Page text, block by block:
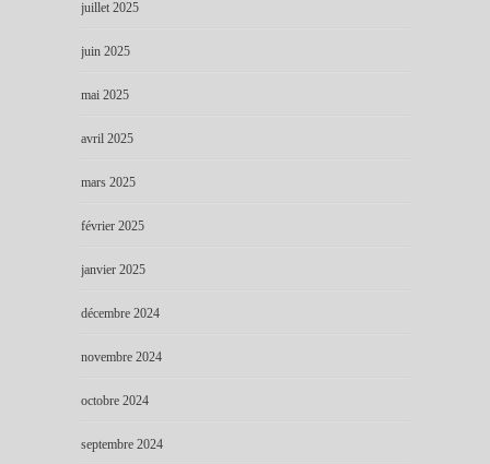
juillet 2025
juin 2025
mai 2025
avril 2025
mars 2025
février 2025
janvier 2025
décembre 2024
novembre 2024
octobre 2024
septembre 2024